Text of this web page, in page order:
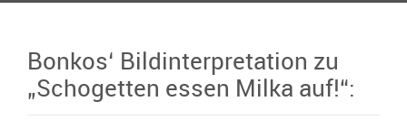
Bonkos‘ Bildinterpretation zu
„Schogetten essen Milka auf!“: